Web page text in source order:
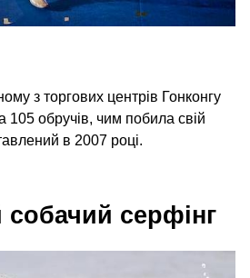
з торгових центрів Гонконгу
105 обручів, чим побила свій
в 2007 році.
серфінг